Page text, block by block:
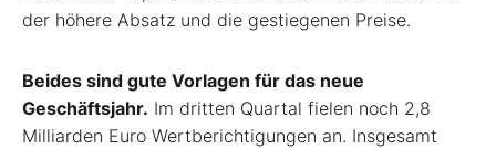
der höhere Absatz und die gestiegenen Preise.
Beides sind gute Vorlagen für das neue
Geschäftsjahr. Im dritten Quartal fielen noch 2,8
Milliarden Euro Wertberichtigungen an. Insgesamt